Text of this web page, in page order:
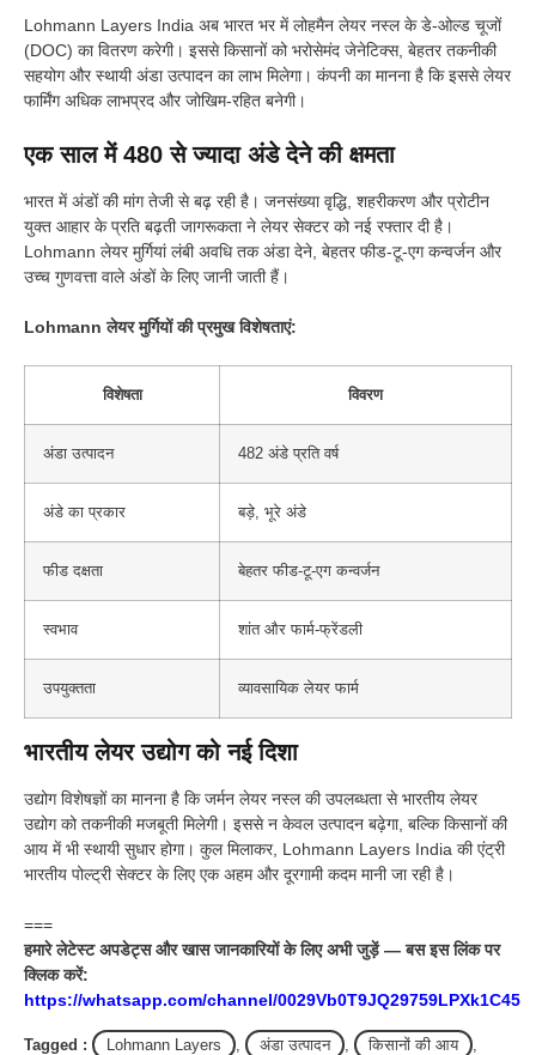
Lohmann Layers India अब भारत भर में लोहमैन लेयर नस्ल के डे-ओल्ड चूजों
(DOC) का वितरण करेगी। इससे किसानों को भरोसेमंद जेनेटिक्स, बेहतर तकनीकी
सहयोग और स्थायी अंडा उत्पादन का लाभ मिलेगा। कंपनी का मानना है कि इससे लेयर
फार्मिंग अधिक लाभप्रद और जोखिम-रहित बनेगी।
एक साल में 480 से ज्यादा अंडे देने की क्षमता
भारत में अंडों की मांग तेजी से बढ़ रही है। जनसंख्या वृद्धि, शहरीकरण और प्रोटीन
युक्त आहार के प्रति बढ़ती जागरूकता ने लेयर सेक्टर को नई रफ्तार दी है।
Lohmann लेयर मुर्गियां लंबी अवधि तक अंडा देने, बेहतर फीड-टू-एग कन्वर्जन और
उच्च गुणवत्ता वाले अंडों के लिए जानी जाती हैं।
Lohmann लेयर मुर्गियों की प्रमुख विशेषताएं:
विशेषता विवरण
अंडा उत्पादन 482 अंडे प्रति वर्ष
अंडे का प्रकार बड़े, भूरे अंडे
फीड दक्षता बेहतर फीड-टू-एग कन्वर्जन
स्वभाव शांत और फार्म-फ्रेंडली
उपयुक्तता व्यावसायिक लेयर फार्म
भारतीय लेयर उद्योग को नई दिशा
उद्योग विशेषज्ञों का मानना है कि जर्मन लेयर नस्ल की उपलब्धता से भारतीय लेयर
उद्योग को तकनीकी मजबूती मिलेगी। इससे न केवल उत्पादन बढ़ेगा, बल्कि किसानों की
आय में भी स्थायी सुधार होगा। कुल मिलाकर, Lohmann Layers India की एंट्री
भारतीय पोल्ट्री सेक्टर के लिए एक अहम और दूरगामी कदम मानी जा रही है।
===
हमारे लेटेस्ट अपडेट्स और खास जानकारियों के लिए अभी जुड़ें — बस इस लिंक पर
क्लिक करें:
https://whatsapp.com/channel/0029Vb0T9JQ29759LPXk1C45
Tagged : Lohmann Layers अंडा उत्पादन किसानों की आय